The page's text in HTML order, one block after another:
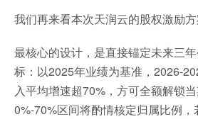
我们再来看本次天润云的股权激励方
最核心的设计，是直接锚定未来三
标：以2025年业绩为基准，2026-
入平均增速超70%，方可全额解锁
0%-70%区间将酌情核定归属比例